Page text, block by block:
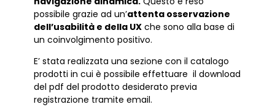
possibile grazie ad un’attenta osservazione
dell’usabilità e della UXche sono alla base di
un coinvolgimento positivo.
E’ stata realizzata una sezione con il catalogo
prodotti in cui è possibile effettuare il download
del pdf del prodotto desiderato previa
registrazione tramite email.